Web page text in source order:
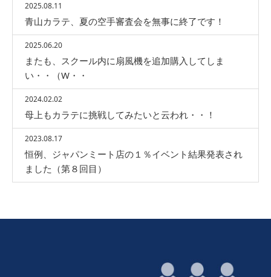
2025.08.11
青山カラテ、夏の空手審査会を無事に終了です！
2025.06.20
またも、スクール内に扇風機を追加購入してしま
い・・（W・・
2024.02.02
母上もカラテに挑戦してみたいと云われ・・！
2023.08.17
恒例、ジャパンミート店の１％イベント結果発表され
ました（第８回目）